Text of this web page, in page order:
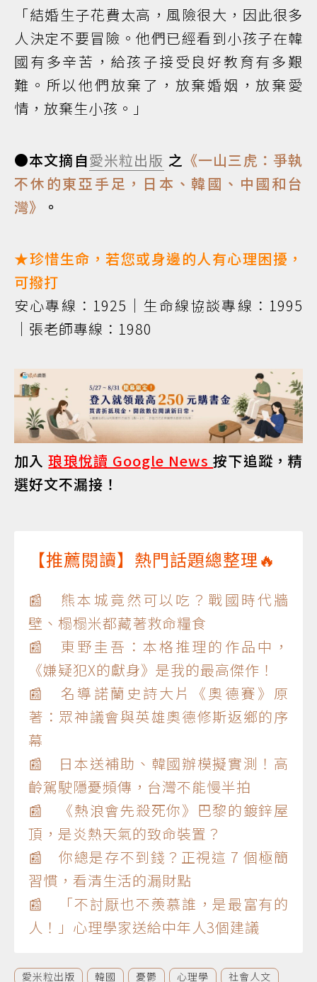
「結婚生子花費太高，風險很大，因此很多
人決定不要冒險。他們已經看到小孩子在韓
國有多辛苦，給孩子接受良好教育有多艱
難。所以他們放棄了，放棄婚姻，放棄愛
情，放棄生小孩。」
●本文摘自愛米粒出版 之 《一山三虎：爭執
不休的東亞手足，日本、韓國、中國和台
灣》
。
★珍惜生命，若您或身邊的人有心理困擾，
可撥打
安心專線：1925｜生命線協談專線：1995
｜張老師專線：1980
加入琅琅悅讀 Google News按下追蹤，精
選好文不漏接！
【推薦閱讀】熱門話題總整理🔥
📰 熊本城竟然可以吃？戰國時代牆
壁、榻榻米都藏著救命糧食
📰 東野圭吾：本格推理的作品中，
《嫌疑犯X的獻身》是我的最高傑作！
📰 名導諾蘭史詩大片《奧德賽》原
著：眾神議會與英雄奧德修斯返鄉的序
幕
📰 日本送補助、韓國辦模擬實測！高
齡駕駛隱憂頻傳，台灣不能慢半拍
📰 《熱浪會先殺死你》巴黎的鍍鋅屋
頂，是炎熱天氣的致命裝置？
📰 你總是存不到錢？正視這 7 個極簡
習慣，看清生活的漏財點
📰 「不討厭也不羨慕誰，是最富有的
人！」心理學家送給中年人3個建議
愛米粒出版 韓國 憂鬱 心理學 社會人文